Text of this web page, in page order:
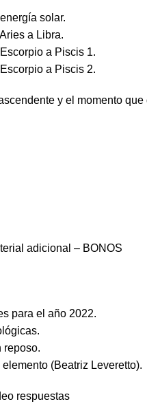
solar.
a Libra.
a Piscis 1.
a Piscis 2.
y el momento
adicional – BONOS
para el año 2022.
reposo.
elemento (Beatriz Leveretto).
respuestas